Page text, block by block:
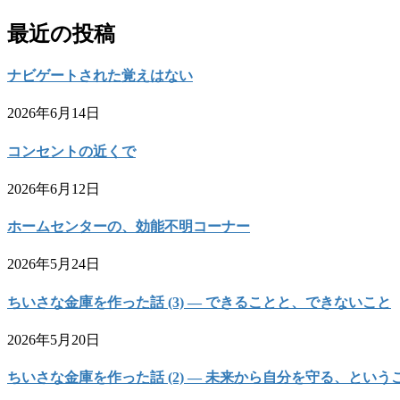
最近の投稿
ナビゲートされた覚えはない
2026年6月14日
コンセントの近くで
2026年6月12日
ホームセンターの、効能不明コーナー
2026年5月24日
ちいさな金庫を作った話 (3) — できることと、できないこと
2026年5月20日
ちいさな金庫を作った話 (2) — 未来から自分を守る、という